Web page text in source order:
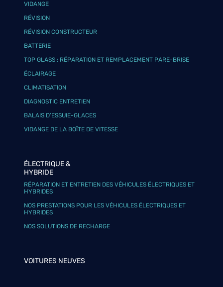
VIDANGE
RÉVISION
RÉVISION CONSTRUCTEUR
BATTERIE
TOP GLASS : RÉPARATION ET REMPLACEMENT PARE-BRISE
ÉCLAIRAGE
CLIMATISATION
DIAGNOSTIC ENTRETIEN
BALAIS D’ESSUIE-GLACES
VIDANGE DE LA BOÎTE DE VITESSE
ÉLECTRIQUE &
HYBRIDE
RÉPARATION ET ENTRETIEN DES VÉHICULES ÉLECTRIQUES ET
HYBRIDES
NOS PRESTATIONS POUR LES VÉHICULES ÉLECTRIQUES ET
HYBRIDES
NOS SOLUTIONS DE RECHARGE
VOITURES NEUVES